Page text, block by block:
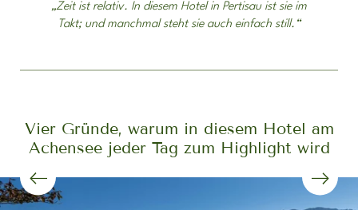
„Zeit ist relativ. In diesem Hotel in Pertisau ist sie im
Takt; und manchmal steht sie auch einfach still.“
Vier Gründe, warum in diesem Hotel am
Achensee jeder Tag zum Highlight wird